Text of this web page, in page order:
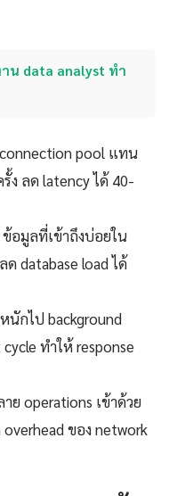
าน data analyst ทํา
pool แทน
ง ลด latency ได้ 40-
อมูลที่เข้าถึงบ่อยใน
ด database load ได้
นักไป background
ทำให้ response
ย operations เข้าด้วย
ของ network